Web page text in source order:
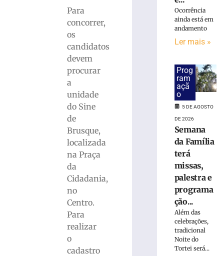
Para
concorrer,
os
candidatos
devem
procurar
a
unidade
do Sine
de
Brusque,
localizada
na Praça
da
Cidadania,
no
Centro.
Para
realizar
o
cadastro
Concurso
público
Prefeitura
Brusque
encerra
inscrições
pagamento
Ocorrência
ainda está em
andamento
Ler mais »
Prog
ram
açã
o
5 DE AGOSTO
DE 2026
Semana
da Família
terá
missas,
palestra e
programa
ção...
Além das
celebrações,
tradicional
Noite do
Tortei será...